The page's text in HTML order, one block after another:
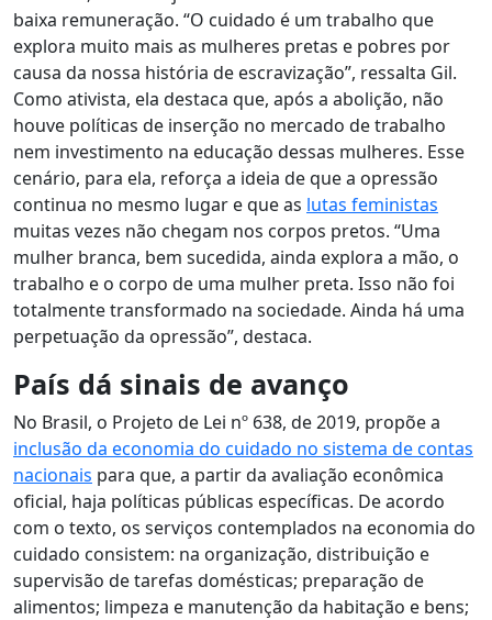
baixa remuneração. “O cuidado é um trabalho que
explora muito mais as mulheres pretas e pobres por
causa da nossa história de escravização”, ressalta Gil.
Como ativista, ela destaca que, após a abolição, não
houve políticas de inserção no mercado de trabalho
nem investimento na educação dessas mulheres. Esse
cenário, para ela, reforça a ideia de que a opressão
continua no mesmo lugar e que as lutas feministas
muitas vezes não chegam nos corpos pretos. “Uma
mulher branca, bem sucedida, ainda explora a mão, o
trabalho e o corpo de uma mulher preta. Isso não foi
totalmente transformado na sociedade. Ainda há uma
perpetuação da opressão”, destaca.
País dá sinais de avanço
No Brasil, o Projeto de Lei nº 638, de 2019, propõe a
inclusão da economia do cuidado no sistema de contas
nacionais para que, a partir da avaliação econômica
oficial, haja políticas públicas específicas. De acordo
com o texto, os serviços contemplados na economia do
cuidado consistem: na organização, distribuição e
supervisão de tarefas domésticas; preparação de
alimentos; limpeza e manutenção da habitação e bens;